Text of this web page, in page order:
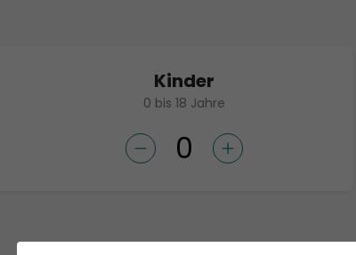
Kinder
0 bis 18 Jahre